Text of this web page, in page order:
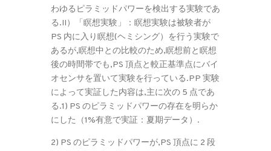
わゆるピラミッドパワーを検出する実験であ
る.II）「瞑想実験」：瞑想実験は被験者が
PS 内に入り瞑想(ヘミシング）を行う実験で
あるが,瞑想中との比較のため,瞑想前と瞑想
後の時間帯でも,PS 頂点と較正基準点にバイ
オセンサを置いて実験を行っている.PP 実験
によって実証した内容は,主に次の 5 点であ
る.1) PS のピラミッドパワーの存在を明らか
にした（1%有意で実証：夏期データ）.
2) PS のピラミッドパワーが,PS 頂点に 2 段